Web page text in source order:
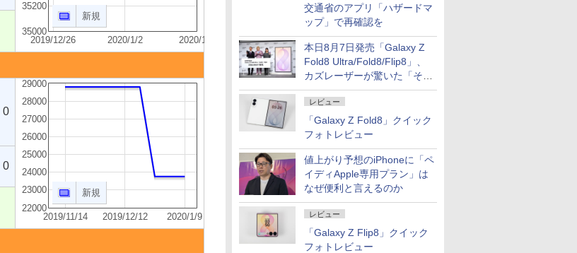
交通省のアプリ「ハザードマ
ップ」で再確認を
本日8月7日発売「Galaxy Z
Fold8 Ultra/Fold8/Flip8」、
カズレーザーが驚いた「そば
屋のメニュー並みの薄さ」
レビュー
「Galaxy Z Fold8」クイック
フォトレビュー
値上がり予想のiPhoneに「ペ
イディApple専用プラン」は
なぜ便利と言えるのか
レビュー
「Galaxy Z Flip8」クイック
フォトレビュー
2019/12/26 2020/1/2 2020/1/9
35000
35200
新規
0
2019/11/14 2019/12/12 2020/1/9
22000
23000
24000
25000
26000
27000
28000
29000
新規
0